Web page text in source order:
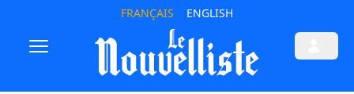
FRANÇAIS ENGLISH